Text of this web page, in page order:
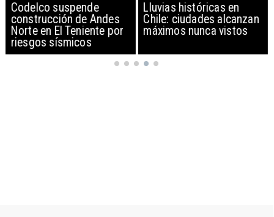
Codelco suspende
construcción de Andes
Norte en El Teniente por
riesgos sísmicos
Lluvias históricas en
Chile: ciudades alcanzan
máximos nunca vistos